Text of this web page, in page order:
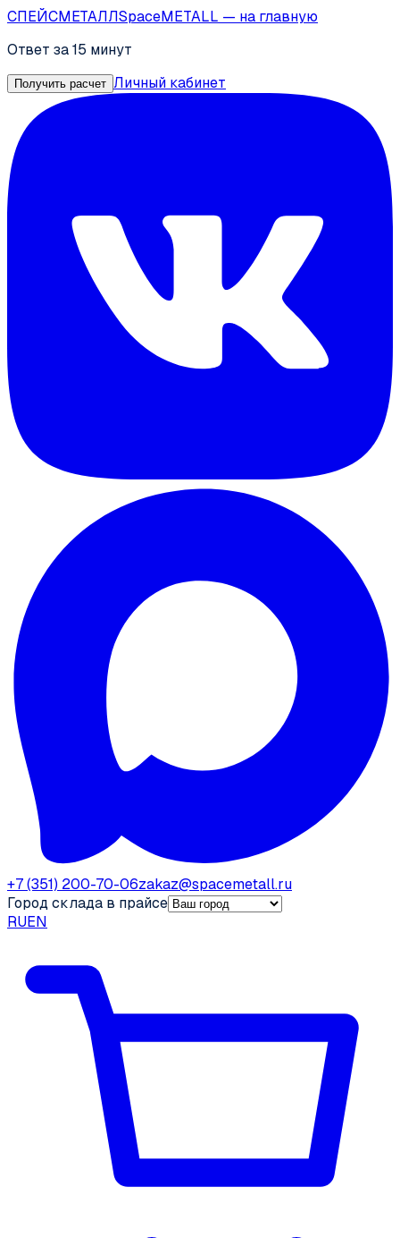
СПЕЙСМЕТАЛЛSpaceMETALL — на главную
Ответ за 15 минут
Получить расчет Личный кабинет
+7 (351) 200-70-06zakaz@spacemetall.ru
Город склада в прайсе
RUEN